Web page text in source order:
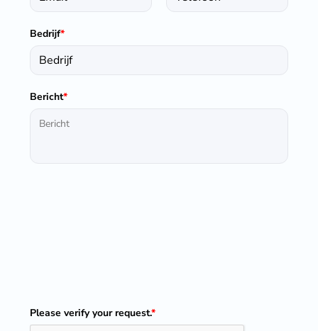
Bedrijf*
Bericht*
Please verify your request.*